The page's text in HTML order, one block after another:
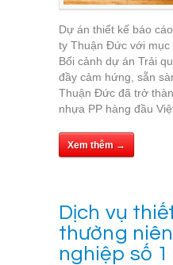
Dự án thiết kế báo
ty Thuận Đức với mục
Bối cảnh dự án Trải
đầy cảm hứng, sẵn
Thuận Đức đã trở
nhựa PP hàng đầu
Xem thêm →
Dịch vụ
thường
nghiệp số 1